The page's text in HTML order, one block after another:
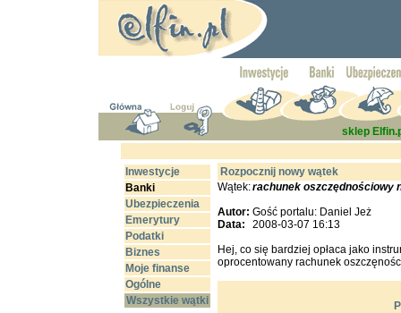
sklep
Inwestycje
Banki
Ubezpieczenia
Emerytury
Podatki
Biznes
Moje finanse
Ogólne
Wszystkie wątki
Rozpocznij nowy wątek
Wątek:rachunek oszczędnościowy
Autor: Gość portalu: Daniel Jeż
Data:
2008-03-07 16:13
Hej, co się bardziej opłaca jako
oprocentowany rachunek